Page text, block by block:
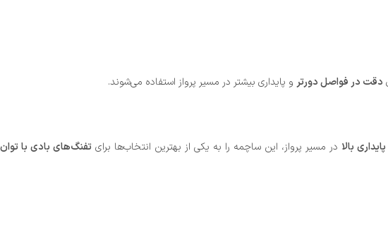
دقت در فواصل دورتر و پایداری بیشتر در مسیر پرواز استفاده می‌شوند.
بالا در مسیر پرواز، این ساچمه را به یکی از بهترین انتخاب‌ها برایتفنگ‌های بادی با توان